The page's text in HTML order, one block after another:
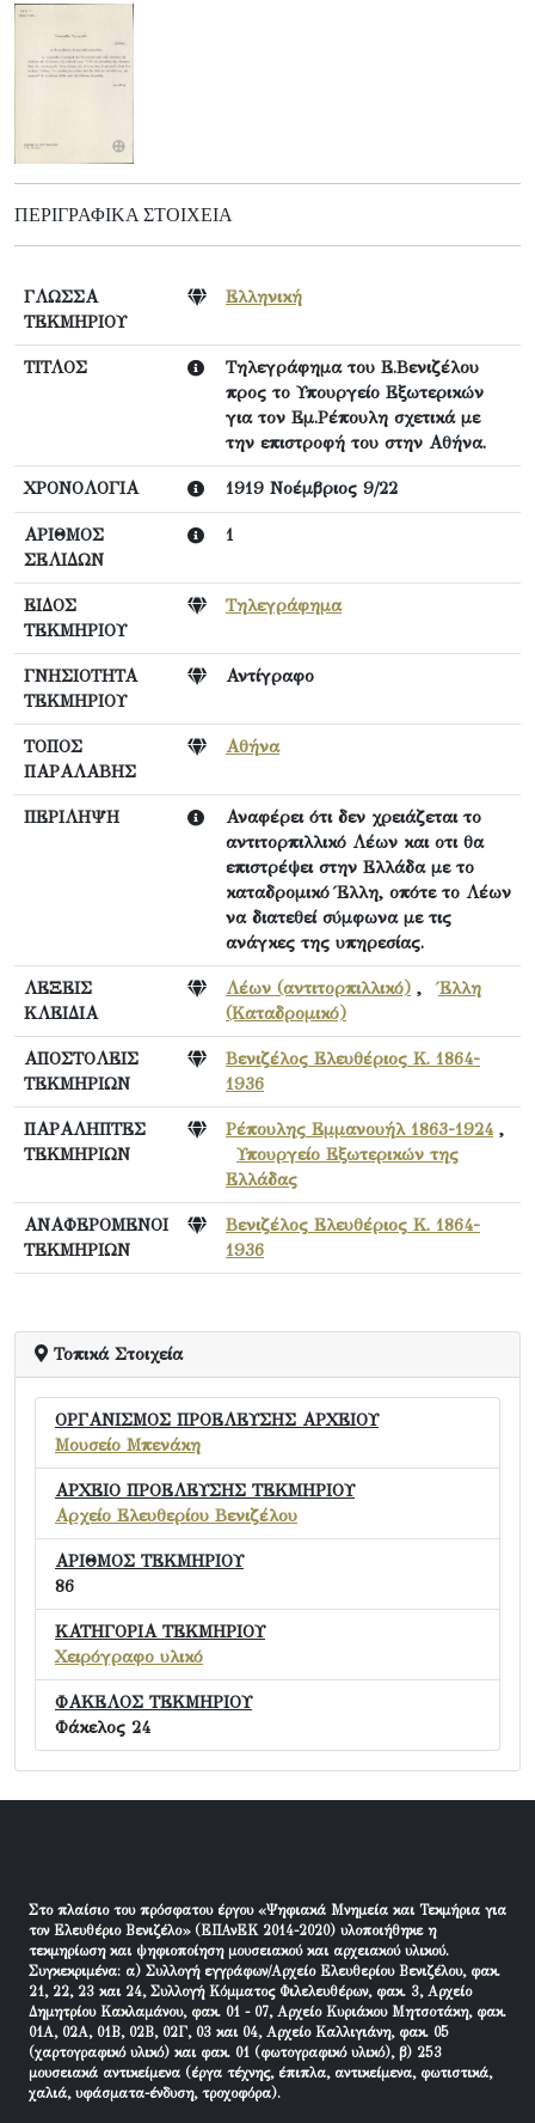
ΠΕΡΙΓΡΑΦΙΚΆ ΣΤΟΙΧΕΊΑ
ΓΛΩΣΣΑ
ΤΕΚΜΗΡΙΟΥ
Ελληνική
ΤΙΤΛΟΣ
Τηλεγράφημα του Ε.Βενιζέλου
προς το Υπουργείο Εξωτερικών
για τον Εμ.Ρέπουλη σχετικά με
την επιστροφή του στην Αθήνα.
ΧΡΟΝΟΛΟΓΙΑ 1919 Νοέμβριος 9/22
ΑΡΙΘΜΟΣ
ΣΕΛΙΔΩΝ
1
ΕΙΔΟΣ
ΤΕΚΜΗΡΙΟΥ
Τηλεγράφημα
ΓΝΗΣΙΟΤΗΤΑ
ΤΕΚΜΗΡΙΟΥ
Αντίγραφο
ΤΟΠΟΣ
ΠΑΡΑΛΑΒΗΣ
Αθήνα
ΠΕΡΙΛΗΨΗ
Αναφέρει ότι δεν χρειάζεται το
αντιτορπιλλικό Λέων και οτι θα
επιστρέψει στην Ελλάδα με το
καταδρομικό Έλλη, οπότε το Λέων
να διατεθεί σύμφωνα με τις
ανάγκες της υπηρεσίας.
ΛΕΞΕΙΣ
ΚΛΕΙΔΙΑ
Λέων (αντιτορπιλλικό) ,Έλλη
(Καταδρομικό)
ΑΠΟΣΤΟΛΕΙΣ
ΤΕΚΜΗΡΙΩΝ
Βενιζέλος Ελευθέριος Κ. 1864-
1936
ΠΑΡΑΛΗΠΤΕΣ
ΤΕΚΜΗΡΙΩΝ
Ρέπουλης Εμμανουήλ 1863-1924 ,
Υπουργείο Εξωτερικών της
Ελλάδας
ΑΝΑΦΕΡΟΜΕΝΟΙ
ΤΕΚΜΗΡΙΩΝ
Βενιζέλος Ελευθέριος Κ. 1864-
1936
Τοπικά Στοιχεία
ΟΡΓΑΝΙΣΜΟΣ ΠΡΟΕΛΕΥΣΗΣ ΑΡΧΕΙΟΥ
Μουσείο Μπενάκη
ΑΡΧΕΙΟ ΠΡΟΕΛΕΥΣΗΣ ΤΕΚΜΗΡΙΟΥ
Αρχείο Ελευθερίου Βενιζέλου
ΑΡΙΘΜΟΣ ΤΕΚΜΗΡΙΟΥ
86
ΚΑΤΗΓΟΡΙΑ ΤΕΚΜΗΡΙΟΥ
Χειρόγραφο υλικό
ΦΑΚΕΛΟΣ ΤΕΚΜΗΡΙΟΥ
Φάκελος 24
Στο πλαίσιο του πρόσφατου έργου «Ψηφιακά Μνημεία και Τεκμήρια για
τον Ελευθέριο Βενιζέλο» (ΕΠΑνΕΚ 2014-2020) υλοποιήθηκε η
τεκμηρίωση και ψηφιοποίηση μουσειακού και αρχειακού υλικού.
Συγκεκριμένα: α) Συλλογή εγγράφων/Αρχείο Ελευθερίου Βενιζέλου, φακ.
21, 22, 23 και 24, Συλλογή Κόμματος Φιλελευθέρων, φακ. 3, Αρχείο
Δημητρίου Κακλαμάνου, φακ. 01 - 07, Αρχείο Κυριάκου Μητσοτάκη, φακ.
01Α, 02Α, 01Β, 02Β, 02Γ, 03 και 04, Αρχείο Καλλιγιάνη, φακ. 05
(χαρτογραφικό υλικό) και φακ. 01 (φωτογραφικό υλικό), β) 253
μουσειακά αντικείμενα (έργα τέχνης, έπιπλα, αντικείμενα, φωτιστικά,
χαλιά, υφάσματα-ένδυση, τροχοφόρα).